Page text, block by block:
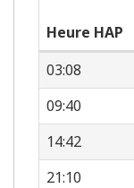
Heure HAP
03:08
09:40
14:42
21:10